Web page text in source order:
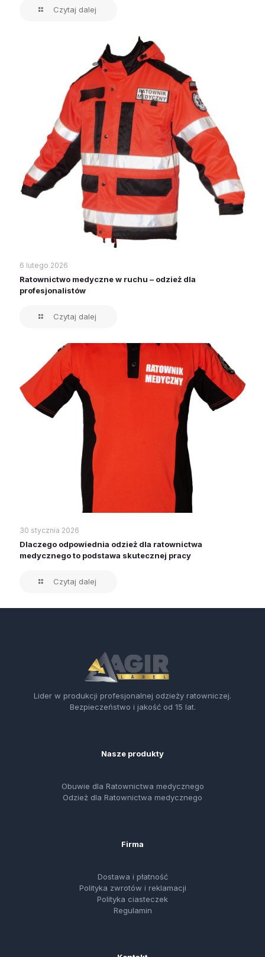
Czytaj dalej
6 lutego 2026
Ratownictwo medyczne w ruchu – odzież dla
profesjonalistów
Czytaj dalej
30 stycznia 2026
Dlaczego odpowiednia odzież dla ratownictwa
medycznego to podstawa skutecznej pracy
Czytaj dalej
Lider w produkcji profesjonalnej odzieży ratowniczej.
Bezpieczeństwo i jakość od 15 lat.
Nasze produkty
Obuwie dla Ratownictwa medycznego
Odzież dla Ratownictwa medycznego
Firma
Dostawa i płatność
Polityka zwrotów i reklamacji
Polityka ciasteczek
Regulamin